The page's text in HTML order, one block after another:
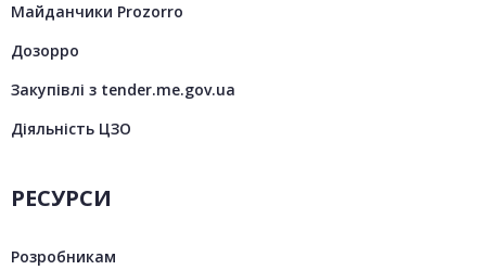
Майданчики Prozorro
Дозорро
Закупівлі з tender.me.gov.ua
Діяльність ЦЗО
РЕСУРСИ
Розробникам